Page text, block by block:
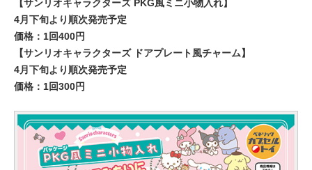
【サンリオキャラクターズ PKG風ミニ小物入れ】
4月下旬より順次発売予定
価格：1回400円
【サンリオキャラクターズ ドアプレート風チャーム】
4月下旬より順次発売予定
価格：1回300円